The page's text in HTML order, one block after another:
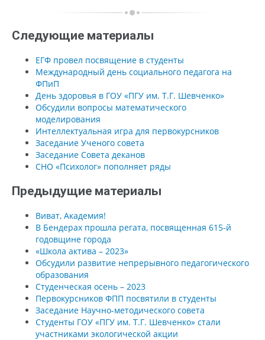
Следующие материалы
ЕГФ провел посвящение в студенты
Международный день социального педагога на
ФПиП
День здоровья в ГОУ «ПГУ им. Т.Г. Шевченко»
Обсудили вопросы математического
моделирования
Интеллектуальная игра для первокурсников
Заседание Ученого совета
Заседание Совета деканов
СНО «Психолог» пополняет ряды
Предыдущие материалы
Виват, Академия!
В Бендерах прошла регата, посвященная 615-й
годовщине города
«Школа актива – 2023»
Обсудили развитие непрерывного педагогического
образования
Студенческая осень – 2023
Первокурсников ФПП посвятили в студенты
Заседание Научно-методического совета
Студенты ГОУ «ПГУ им. Т.Г. Шевченко» стали
участниками экологической акции